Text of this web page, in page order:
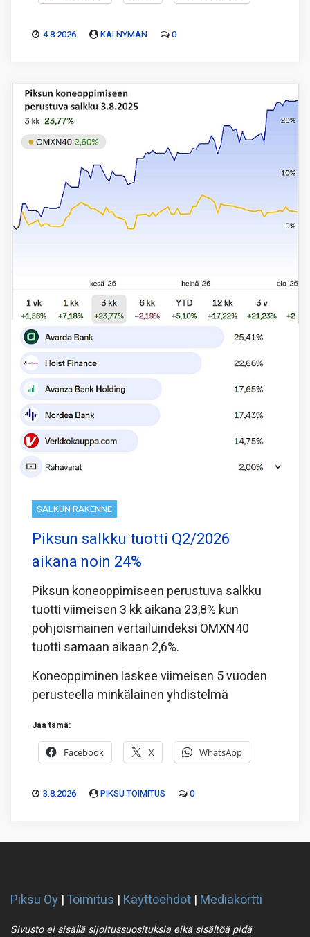
4.8.2026 KAI NYMAN 0
SALKUN RAKENNE
Piksun salkku tuotti Q2/2026
aikana noin 24%
Piksun koneoppimiseen perustuva salkku
tuotti viimeisen 3 kk aikana 23,8% kun
pohjoismainen vertailuindeksi OMXN40
tuotti samaan aikaan 2,6%.
Koneoppiminen laskee viimeisen 5 vuoden
perusteella minkälainen yhdistelmä
Jaa tämä:
Facebook X WhatsApp
3.8.2026 PIKSU TOIMITUS 0
Piksu Oy |Toimitus | Käyttöehdot | Mediakortti
Sivusto ei sisällä sijoitussuosituksia eikä sisältöä pidä